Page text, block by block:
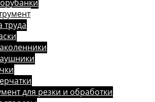
труда
для резки и обработки